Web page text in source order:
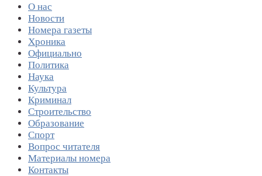
О нас
Новости
Номера газеты
Хроника
Официально
Политика
Наука
Культура
Криминал
Строительство
Образование
Спорт
Вопрос читателя
Материалы номера
Контакты